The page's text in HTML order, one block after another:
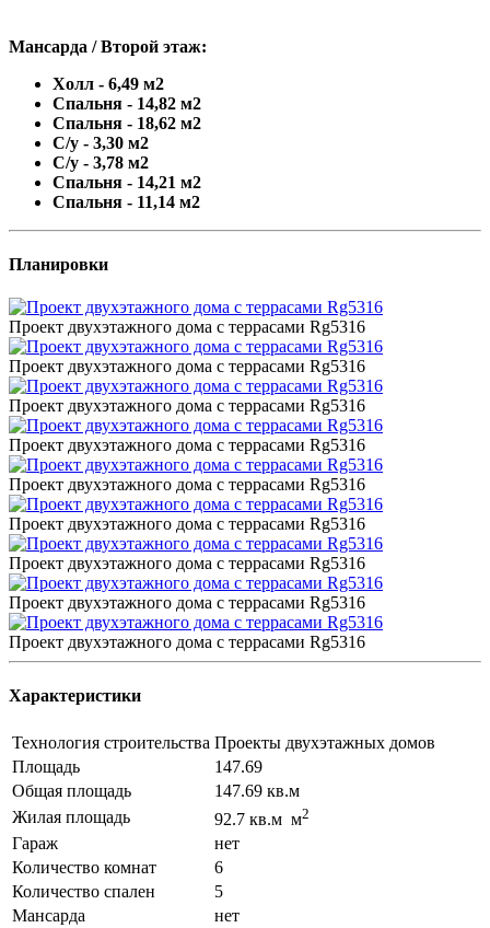
Мансарда / Второй этаж:
Холл - 6,49 м2
Спальня - 14,82 м2
Спальня - 18,62 м2
С/у - 3,30 м2
С/у - 3,78 м2
Спальня - 14,21 м2
Спальня - 11,14 м2
Планировки
Проект двухэтажного дома с террасами Rg5316
Проект двухэтажного дома с террасами Rg5316
Проект двухэтажного дома с террасами Rg5316
Проект двухэтажного дома с террасами Rg5316
Проект двухэтажного дома с террасами Rg5316
Проект двухэтажного дома с террасами Rg5316
Проект двухэтажного дома с террасами Rg5316
Проект двухэтажного дома с террасами Rg5316
Проект двухэтажного дома с террасами Rg5316
Характеристики
Технология строительства Проекты двухэтажных домов
Площадь
147.69
Общая площадь
147.69 кв.м
Жилая площадь
92.7 кв.м м2
Гараж
нет
Количество комнат
6
Количество спален
5
Мансарда
нет